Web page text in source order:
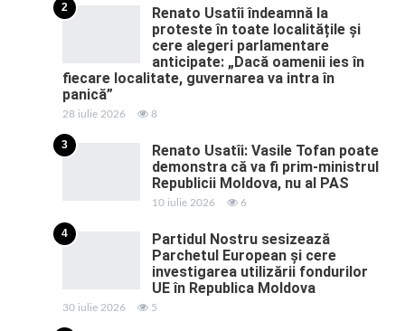
2
Renato Usatîi îndeamnă la
proteste în toate localitățile și
cere alegeri parlamentare
anticipate: „Dacă oamenii ies în
fiecare localitate, guvernarea va intra în
panică”
28 iulie 2026 8
3
Renato Usatîi: Vasile Tofan poate
demonstra că va fi prim-ministrul
Republicii Moldova, nu al PAS
10 iulie 2026 6
4
Partidul Nostru sesizează
Parchetul European și cere
investigarea utilizării fondurilor
UE în Republica Moldova
30 iulie 2026 5